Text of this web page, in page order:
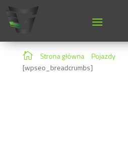
 Strona główna» Pojazdy»
[wpseo_breadcrumbs]